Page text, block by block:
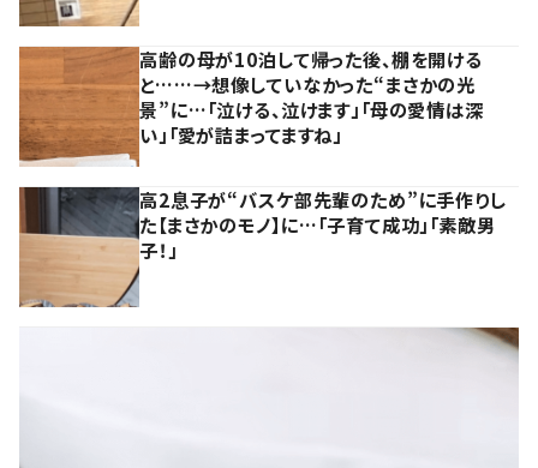
高齢の母が10泊して帰った後、棚を開ける
と……→想像していなかった“まさかの光
景”に…「泣ける、泣けます」「母の愛情は深
い」「愛が詰まってますね」
高2息子が“バスケ部先輩のため”に手作りし
た【まさかのモノ】に…「子育て成功」「素敵男
子！」